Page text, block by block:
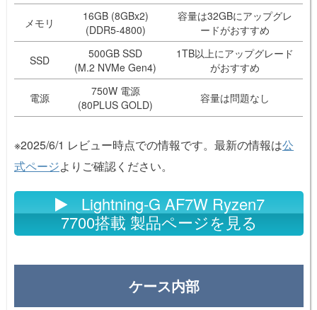
メモリ
16GB (8GBx2)
(DDR5-4800)
容量は32GBにアップグレ
ードがおすすめ
SSD
500GB SSD
(M.2 NVMe Gen4)
1TB以上にアップグレード
がおすすめ
電源
750W 電源
(80PLUS GOLD)
容量は問題なし
※2025/6/1 レビュー時点での情報です。最新の情報は公
式ページよりご確認ください。
Lightning-G AF7W Ryzen7
7700搭載 製品ページを見る
ケース内部